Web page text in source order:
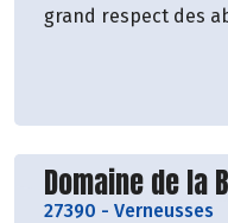
grand respect des
puis Demeter en
Découvrir le
Domaine de la
27390 - Verneusses